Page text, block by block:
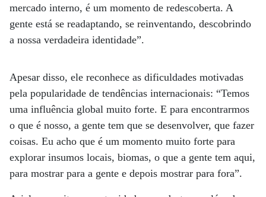
mercado interno, é um momento de redescoberta. A
gente está se readaptando, se reinventando, descobrindo
a nossa verdadeira identidade”.
Apesar disso, ele reconhece as dificuldades motivadas
pela popularidade de tendências internacionais: “Temos
uma influência global muito forte. E para encontrarmos
o que é nosso, a gente tem que se desenvolver, que fazer
coisas. Eu acho que é um momento muito forte para
explorar insumos locais, biomas, o que a gente tem aqui,
para mostrar para a gente e depois mostrar para fora”.